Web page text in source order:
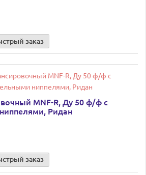
заказ
MNF-R, Ду 50 ф/ф с
Ридан
заказ